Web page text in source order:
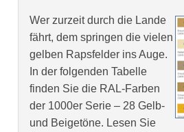
Wer zurzeit durch die Lande
fährt, dem springen die vielen
gelben Rapsfelder ins Auge.
In der folgenden Tabelle
finden Sie die RAL-Farben
der 1000er Serie – 28 Gelb-
und Beigetöne. Lesen Sie